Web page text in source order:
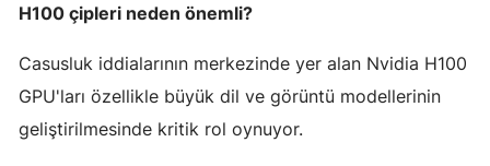
Kocaeli
Konya
H100 çipleri neden önemli?
Casusluk iddialarının merkezinde yer alan Nvidia H100
GPU'ları özellikle büyük dil ve görüntü modellerinin
geliştirilmesinde kritik rol oynuyor.